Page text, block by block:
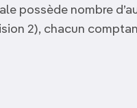
possède nombre
2), chacun